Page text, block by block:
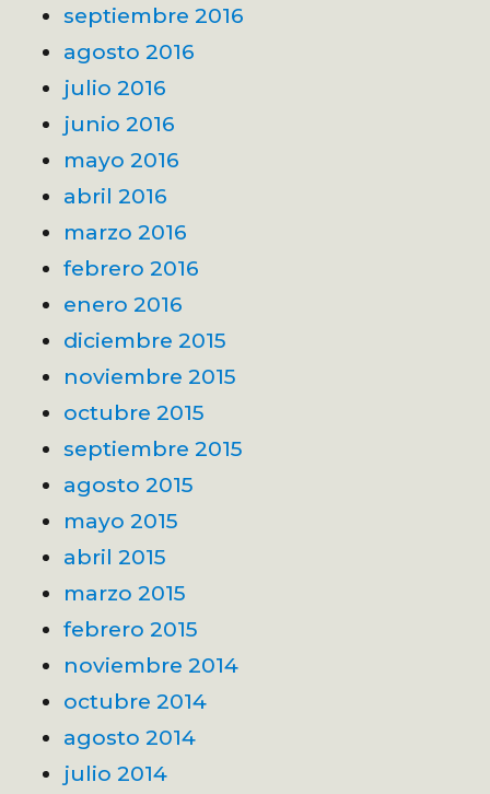
septiembre 2016
agosto 2016
julio 2016
junio 2016
mayo 2016
abril 2016
marzo 2016
febrero 2016
enero 2016
diciembre 2015
noviembre 2015
octubre 2015
septiembre 2015
agosto 2015
mayo 2015
abril 2015
marzo 2015
febrero 2015
noviembre 2014
octubre 2014
agosto 2014
julio 2014